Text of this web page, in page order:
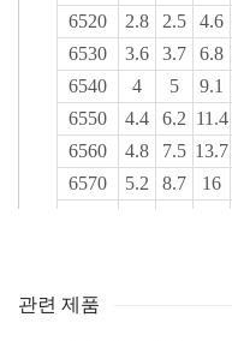
6520
2.8 2.5 4.6
6530
3.6 3.7 6.8
6540
4 5 9.1
6550
4.4 6.2 11.4
6560
4.8 7.5 13.7
6570
5.2 8.7 16
흐름
관련 제품